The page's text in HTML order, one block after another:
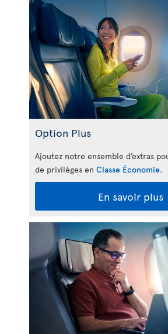
Option Plus
Ajoutez notre ensemble d’extras
de privilèges en Classe Économie.
En savoir plus